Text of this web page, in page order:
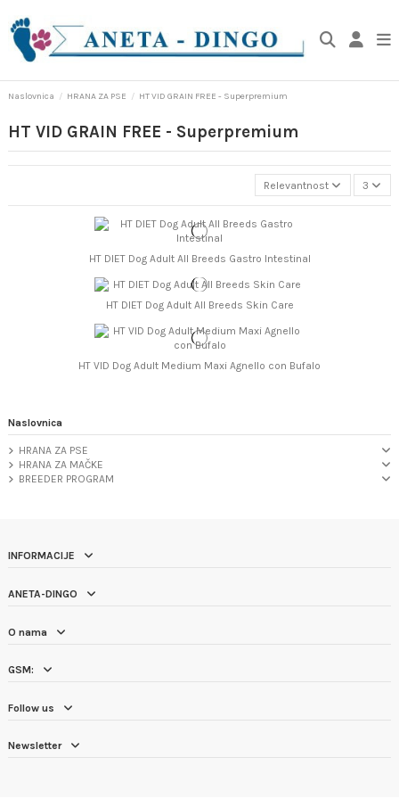
Naslovnica HRANA ZA PSE HT VID GRAIN FREE - Superpremium
HT VID GRAIN FREE - Superpremium
Relevantnost 3
HT DIET Dog Adult All Breeds Gastro Intestinal
HT DIET Dog Adult All Breeds Skin Care
HT VID Dog Adult Medium Maxi Agnello con Bufalo
Naslovnica
HRANA ZA PSE
HRANA ZA MAČKE
BREEDER PROGRAM
INFORMACIJE
ANETA-DINGO
O nama
GSM:
Follow us
Newsletter